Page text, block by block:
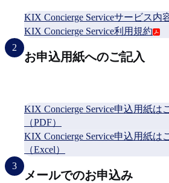
KIX Concierge Serviceサービス内
KIX Concierge Service利用規約
2
お申込用紙へのご記入
KIX Concierge Service申込用紙は
（PDF）
KIX Concierge Service申込用紙は
（Excel）
3
メールでのお申込み